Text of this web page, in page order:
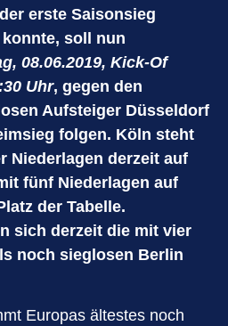
erste Saisonsieg
soll nun
08.06.2019, Kick-Of
Uhr, gegen den
Aufsteiger Düsseldorf
folgen. Köln steht
Niederlagen derzeit auf
fünf Niederlagen auf
der Tabelle.
sich derzeit die mit vier
noch sieglosen Berlin
Europas ältestes noch